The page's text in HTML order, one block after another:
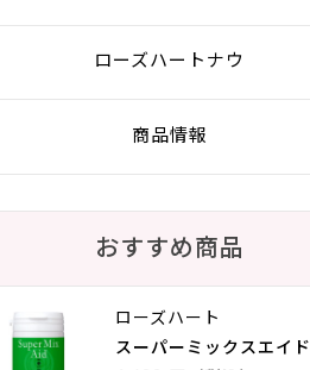
ローズハートナウ
商品情報
おすすめ商品
ローズハート
スーパーミックスエイド